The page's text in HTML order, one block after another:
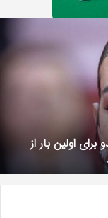
اولین بار از